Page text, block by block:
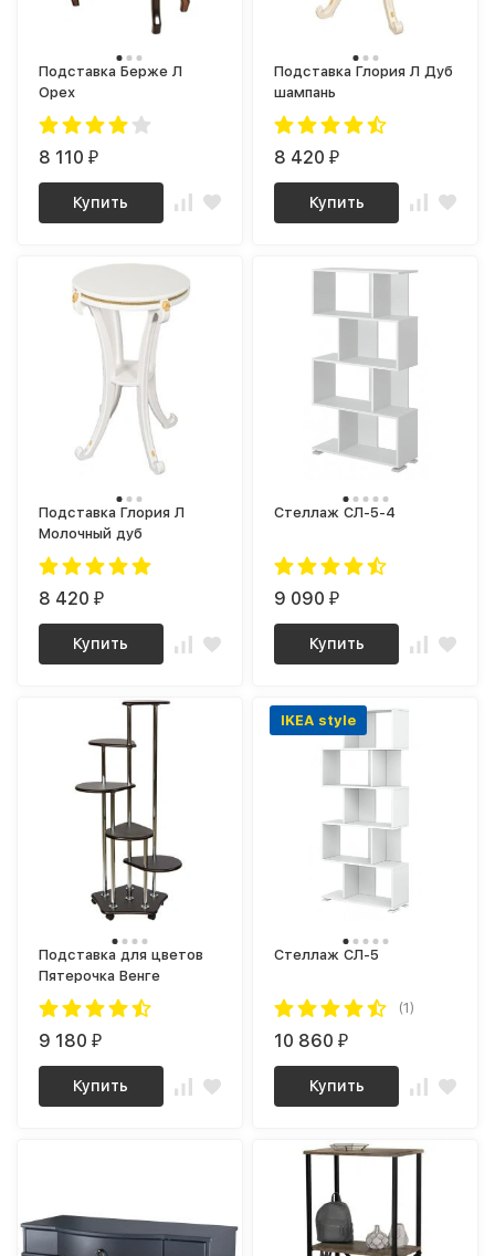
Подставка Берже Л
Орех
8 110₽
Купить
Подставка Глория Л Дуб
шампань
8 420₽
Купить
Подставка Глория Л
Молочный дуб
8 420₽
Купить
Стеллаж СЛ-5-4
9 090₽
Купить
Подставка для цветов
Пятерочка Венге
9 180₽
Купить
IKEA style
Стеллаж СЛ-5
(1)
10 860₽
Купить